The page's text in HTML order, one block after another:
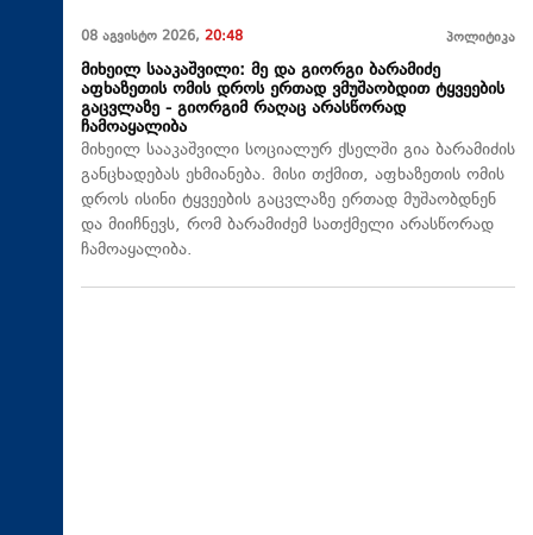
08 აგვისტო 2026, 20:48 პოლიტიკა
მიხეილ სააკაშვილი: მე და გიორგი ბარამიძე
აფხაზეთის ომის დროს ერთად ვმუშაობდით ტყვეების
გაცვლაზე - გიორგიმ რაღაც არასწორად
ჩამოაყალიბა
მიხეილ სააკაშვილი სოციალურ ქსელში გია ბარამიძის
განცხადებას ეხმიანება. მისი თქმით, აფხაზეთის ომის
დროს ისინი ტყვეების გაცვლაზე ერთად მუშაობდნენ
და მიიჩნევს, რომ ბარამიძემ სათქმელი არასწორად
ჩამოაყალიბა.